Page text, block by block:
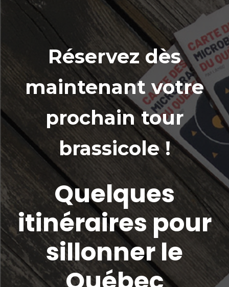
Réservez dès
maintenant votre
prochain tour
brassicole !
Quelques
itinéraires pour
sillonner le